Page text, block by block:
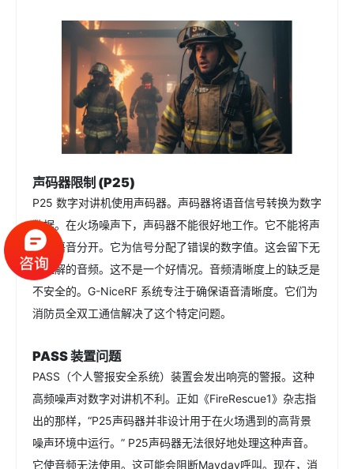
声码器限制 (P25)
P25 数字对讲机使用声码器。声码器将语音信号转换为数字
数据。在火场噪声下，声码器不能很好地工作。它不能将声
音与语音分开。它为信号分配了错误的数字值。这会留下无
法理解的音频。这不是一个好情况。音频清晰度上的缺乏是
不安全的。G-NiceRF 系统专注于确保语音清晰度。它们为
消防员全双工通信解决了这个特定问题。
PASS 装置问题
PASS（个人警报安全系统）装置会发出响亮的警报。这种
高频噪声对数字对讲机不利。正如《FireRescue1》杂志指
出的那样，“P25声码器并非设计用于在火场遇到的高背景
噪声环境中运行。” P25声码器无法很好地处理这种声音。
它使音频无法使用。这可能会阻断Mayday呼叫。现在，消